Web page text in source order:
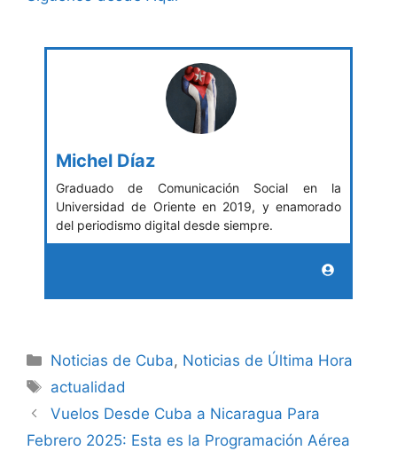
Michel Díaz
Graduado de Comunicación Social en la
Universidad de Oriente en 2019, y enamorado
del periodismo digital desde siempre.
Categories
Noticias de Cuba, Noticias de Última Hora
Tags
actualidad
Vuelos Desde Cuba a Nicaragua Para
Febrero 2025: Esta es la Programación Aérea